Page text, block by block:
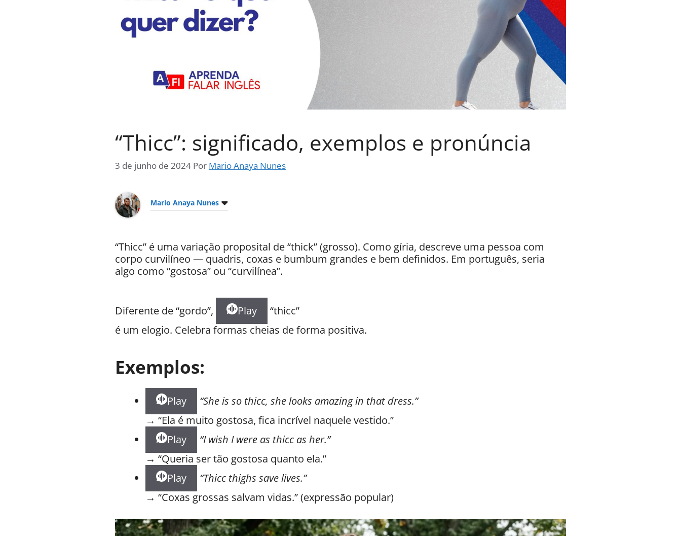
“Thicc”: significado, exemplos e pronúncia
3 de junho de 2024 Por Mario Anaya Nunes
Mario Anaya Nunes
“Thicc” é uma variação proposital de “thick” (grosso). Como gíria, descreve uma pessoa com
corpo curvilíneo — quadris, coxas e bumbum grandes e bem definidos. Em português, seria
algo como “gostosa” ou “curvilínea”.
Diferente de “gordo”, Play
“thicc”
é um elogio. Celebra formas cheias de forma positiva.
Exemplos:
Play
“She is so thicc, she looks amazing in that dress.”
→ “Ela é muito gostosa, fica incrível naquele vestido.”
Play
“I wish I were as thicc as her.”
→ “Queria ser tão gostosa quanto ela.”
Play
“Thicc thighs save lives.”
→ “Coxas grossas salvam vidas.” (expressão popular)